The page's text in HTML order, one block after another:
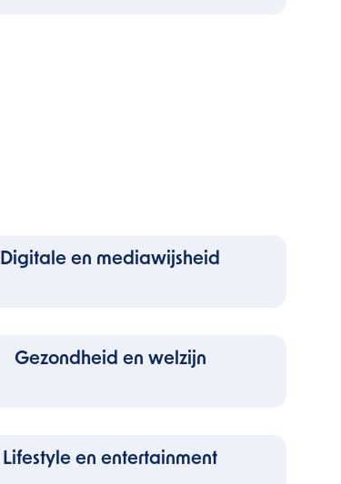
Digitale en mediawijsheid
Gezondheid en welzijn
Lifestyle en entertainment